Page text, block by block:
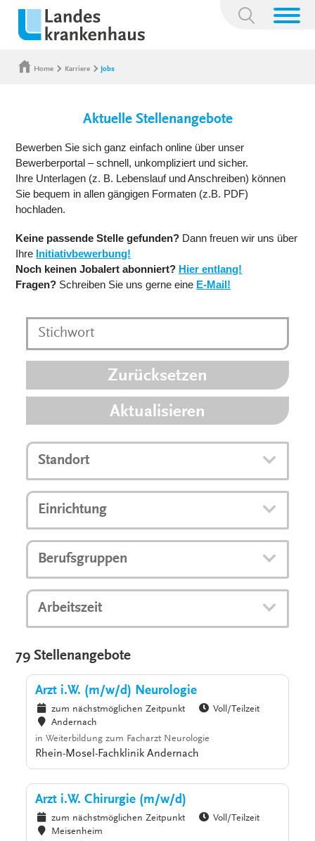
Suchbegriff:
Home Karriere Jobs
Aktuelle Stellenangebote
Bewerben Sie sich ganz einfach online über unser
Bewerberportal – schnell, unkompliziert und sicher.
Ihre Unterlagen (z. B. Lebenslauf und Anschreiben) können
Sie bequem in allen gängigen Formaten (z.B. PDF)
hochladen.
Keine passende Stelle gefunden? Dann freuen wir uns über
Ihre Initiativbewerbung!
Noch keinen Jobalert abonniert? Hier entlang!
Fragen? Schreiben Sie uns gerne eine E-Mail!
Zurücksetzen
Aktualisieren
Standort
Einrichtung
Berufsgruppen
Arbeitszeit
79 Stellenangebote
Arzt i.W. (m/w/d) Neurologie
zum nächstmöglichen Zeitpunkt
Voll/Teilzeit
Andernach
in Weiterbildung zum Facharzt Neurologie
Rhein-Mosel-Fachklinik Andernach
Arzt i.W. Chirurgie (m/w/d)
zum nächstmöglichen Zeitpunkt
Voll/Teilzeit
Meisenheim